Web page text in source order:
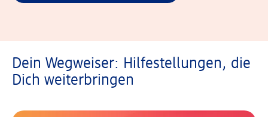
Dein Wegweiser: Hilfestellungen, die
Dich weiterbringen